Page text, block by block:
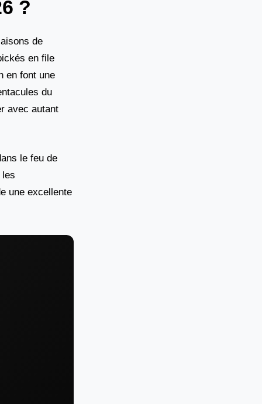
?
de
en file
en font une
du
avec autant
le feu de
les
une excellente